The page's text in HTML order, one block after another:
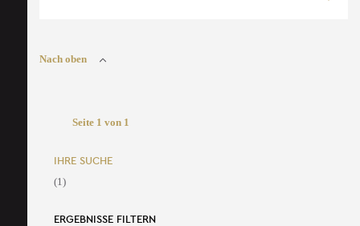
Nach oben
Seite 1 von 1
IHRE SUCHE
(1)
ERGEBNISSE FILTERN